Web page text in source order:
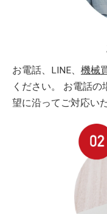
お電話、LINE、 機械
ください。 お電話
望に沿ってご対応い